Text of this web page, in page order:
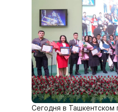
Сегодня в Ташкентском